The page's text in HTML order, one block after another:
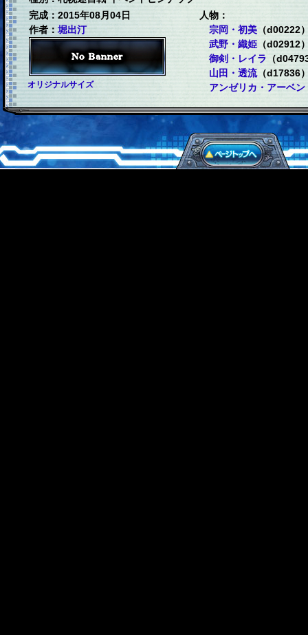
完成：2015年08月04日
作者： 堀出汀
オリジナルサイズ
人物：
宗岡・初美 （d00222
武野・織姫 （d02912
御剣・レイラ （
山田・透流（d17836
アンゼリカ・アーベン